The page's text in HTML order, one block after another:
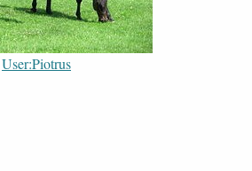
User:Piotrus